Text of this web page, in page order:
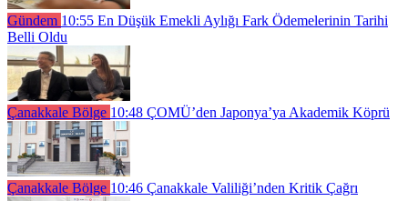
Gündem 10:55 En Düşük Emekli Aylığı Fark Ödemelerinin Tarihi
Belli Oldu
Çanakkale Bölge 10:48 ÇOMÜ’den Japonya’ya Akademik Köprü
Çanakkale Bölge 10:46 Çanakkale Valiliği’nden Kritik Çağrı